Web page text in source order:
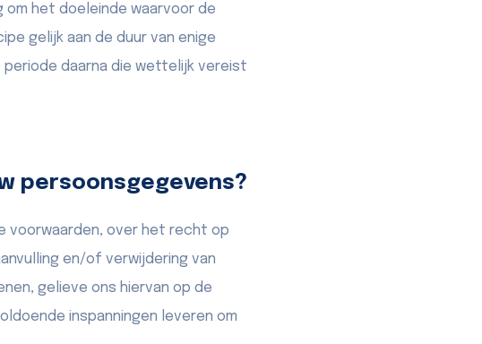
om het doeleinde waarvoor de
gelijk aan de duur van enige
daarna die wettelijk vereist
persoonsgegevens?
voorwaarden, over het recht op
en/of verwijdering van
gelieve ons hiervan op de
inspanningen leveren om